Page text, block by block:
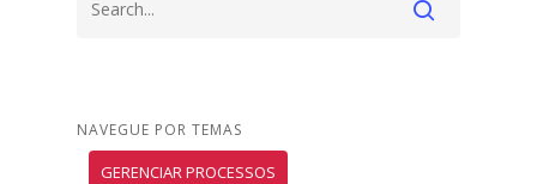
NAVEGUE POR TEMAS
GERENCIAR PROCESSOS